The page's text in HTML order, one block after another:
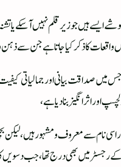
ایسے ہیں جو زیر قلم نہیں آسکے
کا ذکر کیا جاتا ہے جن سے ذہن
میں صداقت بیانی اور جمالیاتی
اثر انگیز بنا دیا ہے،
نام سے معروف و مشہور ہیں، لیکن
کے رجسٹر میں بھی درج تھا، جب دسویں